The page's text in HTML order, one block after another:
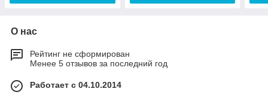
О нас
Рейтинг не сформирован
Менее 5 отзывов за последний год
Работает с 04.10.2014